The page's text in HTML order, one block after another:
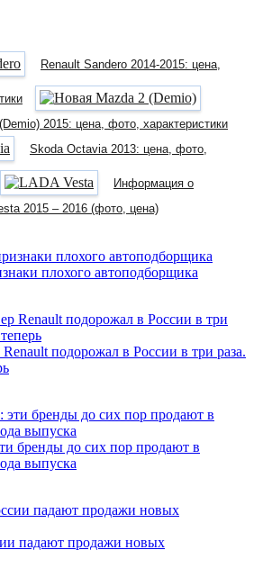
Renault Sandero 2014-2015: цена,
2015: цена, фото, характеристики
Skoda Octavia 2013: цена, фото,
Информация о
2015 – 2016 (фото, цена)
плохого автоподборщика
подорожал в России в три раза.
бренды до сих пор продают в
выпуска
падают продажи новых